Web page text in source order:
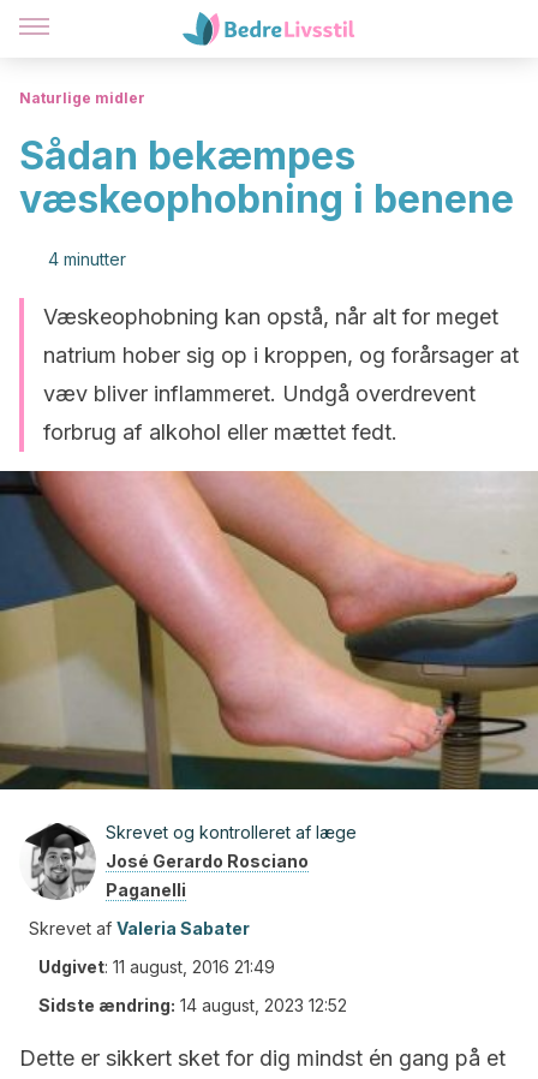
Naturlige midler
Sådan bekæmpes
væskeophobning i benene
4 minutter
Væskeophobning kan opstå, når alt for meget
natrium hober sig op i kroppen, og forårsager at
væv bliver inflammeret. Undgå overdrevent
forbrug af alkohol eller mættet fedt.
Skrevet og kontrolleret af læge
José Gerardo Rosciano
Paganelli
Skrevet af Valeria Sabater
Udgivet: 11 august, 2016 21:49
Sidste ændring: 14 august, 2023 12:52
Dette er sikkert sket for dig mindst én gang på et